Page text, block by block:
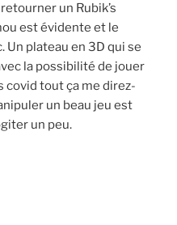
un Rubik’s
est évidente et le
Un plateau en 3D qui se
la possibilité de jouer
covid tout ça me direz-
un beau jeu est
un peu.